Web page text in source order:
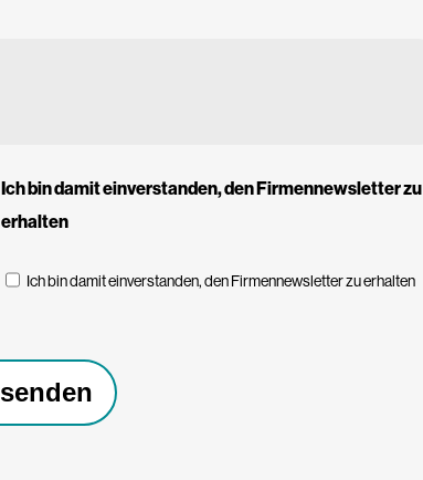
Ich bin damit einverstanden, den Firmennewsletter zu
erhalten
Ich bin damit einverstanden, den Firmennewsletter zu erhalten